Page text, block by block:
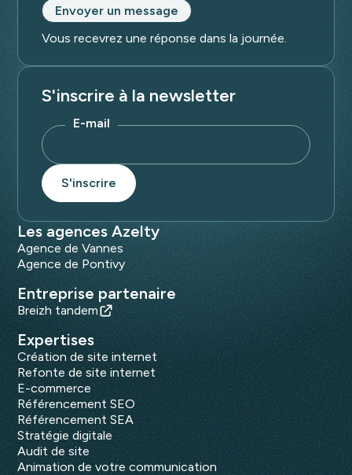
Envoyer un message
Vous recevrez une réponse dans la journée.
S'inscrire à la newsletter
E-mail
Les agences Azelty
Agence de Vannes
Agence de Pontivy
Entreprise partenaire
Breizh tandem
Expertises
Création de site internet
Refonte de site internet
E-commerce
Référencement SEO
Référencement SEA
Stratégie digitale
Audit de site
Animation de votre communication